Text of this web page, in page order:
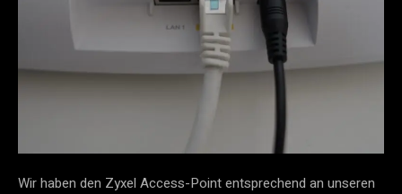
Wir haben den Zyxel Access-Point entsprechend an unseren